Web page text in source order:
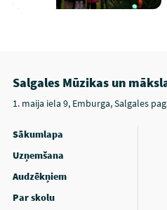
Salgales Mūzikas un
1. maija iela 9, Emburga, Salgales
Sākumlapa
Uzņemšana
Audzēkņiem
Par skolu